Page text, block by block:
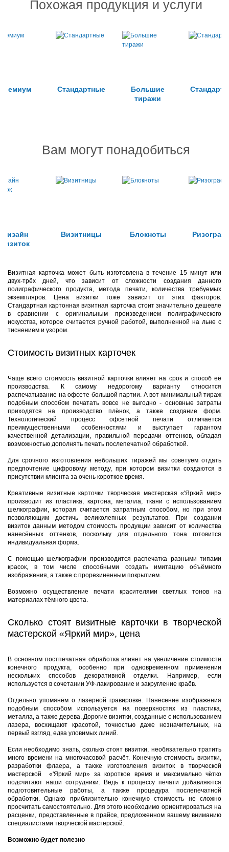
Похожая продукция и услуги
Стандартные
Большие
тиражи
Вам могут понадобиться
Дизайн
визиток
Визитницы Блокноты
Визитная карточка может быть изготовлена в течение 15 минут или
двух-трёх дней, что зависит от сложности создания данного
полиграфического продукта, метода печати, количества требуемых
экземпляров. Цена визитки тоже зависит от этих факторов.
Стандартная картонная визитная карточка стоит значительно дешевле
в сравнении с оригинальным произведением полиграфического
искусства, которое считается ручной работой, выполненной на льне с
тиснением и узором.
Стоимость визитных карточек
Чаще всего стоимость визитной карточки влияет на срок и способ её
производства. К самому недорогому варианту относится
распечатывание на офсете большой партии. А вот минимальный тираж
подобным способом печатать вовсе не выгодно - основные затраты
приходятся на производство плёнок, а также создание форм.
Технологический процесс офсетной печати отличается
преимущественными особенностями и выступает гарантом
качественной детализации, правильной передачи оттенков, обладая
возможностью дополнять печать послепечатной обработкой.
Для срочного изготовления небольших тиражей мы советуем отдать
предпочтение цифровому методу, при котором визитки создаются в
присутствии клиента за очень короткое время.
Креативные визитные карточки творческая мастерская «'Яркий мир»
производит из пластика, картона, металла, ткани с использованием
шелкографии, которая считается затратным способом, но при этом
позволяющим достичь великолепных результатов. При создании
визиток данным методом стоимость продукции зависит от количества
нанесённых оттенков, поскольку для отдельного тона готовится
индивидуальная форма.
С помощью шелкографии производится распечатка разными типами
красок, в том числе способными создать имитацию объёмного
изображения, а также с прорезиненным покрытием.
Возможно осуществление печати красителями светлых тонов на
материалах тёмного цвета.
Сколько стоят визитные карточки в творческой
мастерской «Яркий мир», цена
В основном постпечатная обработка влияет на увеличение стоимости
конечного продукта, особенно при одновременном применении
нескольких способов декоративной отделки. Например, если
используется в сочетании УФ-лакирование и закругление краёв.
Отдельно упомянём о лазерной гравировке. Нанесение изображения
подобным способом используется на поверхностях из пластика,
металла, а также дерева. Дорогие визитки, созданные с использованием
лазера, восхищают красотой, точностью даже незначительных, на
первый взгляд, едва уловимых линий.
Если необходимо знать, сколько стоят визитки, необязательно тратить
много времени на многочасовой расчёт. Конечную стоимость визитки,
разработки флаера, а также изготовления визиток в творческой
мастерской «'Яркий мир» за короткое время и максимально чётко
подсчитают наши сотрудники. Ведь к процессу печати добавляются
подготовительные работы, а также процедура послепечатной
обработки. Однако приблизительно конечную стоимость не сложно
просчитать самостоятельно. Для этого необходимо ориентироваться на
расценки, представленные в прайсе, предложенном вашему вниманию
специалистами творческой мастерской.
Возможно будет полезно